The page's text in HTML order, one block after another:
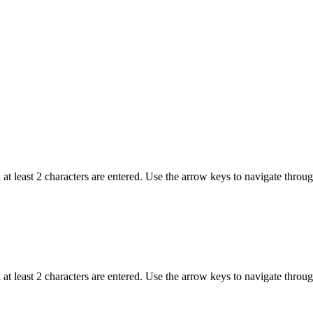
least 2 characters are entered. Use the arrow keys to navigate
least 2 characters are entered. Use the arrow keys to navigate